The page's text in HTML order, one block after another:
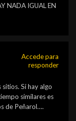
NADA IGUAL EN
Si hay algo
similares es
de Peñarol….
Accede para
responder